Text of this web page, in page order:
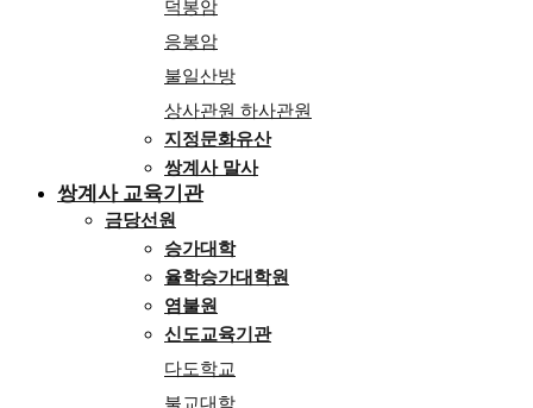
덕봉암
응봉암
불일산방
상사관원 하사관원
지정문화유산
쌍계사 말사
쌍계사 교육기관
금당선원
승가대학
율학승가대학원
염불원
신도교육기관
다도학교
불교대학